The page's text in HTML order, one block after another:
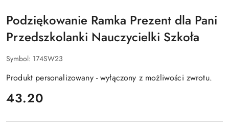
Podziękowanie Ramka Prezent dla Pani
Przedszkolanki Nauczycielki Szkoła
Symbol: 174SW23
Produkt personalizowany - wyłączony z możliwości zwrotu.
cena:
43.20